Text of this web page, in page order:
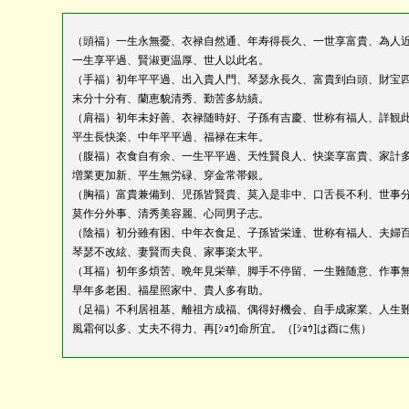
（頭福）一生永無憂、衣禄自然通、年寿得長久、一世享富貴、為人
一生享平過、賢淑更温厚、世人以此名。
（手福）初年平平過、出入貴人門、琴瑟永長久、富貴到白頭、財宝
末分十分有、蘭恵貌清秀、勤苦多紡績。
（肩福）初年未好善、衣禄随時好、子孫有吉慶、世称有福人、詳観
平生長快楽、中年平平過、福禄在末年。
（腹福）衣食自有余、一生平平過、天性賢良人、快楽享富貴、家計
増業更加新、平生無労碌、穿金常帯銀。
（胸福）富貴兼備到、児孫皆賢貴、莫入是非中、口舌長不利、世事
莫作分外事、清秀美容麗、心同男子志。
（陰福）初分雖有困、中年衣食足、子孫皆栄達、世称有福人、夫婦
琴瑟不改絃、妻賢而夫良、家事楽太平。
（耳福）初年多煩苦、晩年見栄華、脚手不停留、一生難随意、作事
早年多老困、福星照家中、貴人多有助。
（足福）不利居祖基、離祖方成福、偶得好機会、自手成家業、人生
風霜何以多、丈夫不得力、再[ｼｮｳ]命所宜。（[ｼｮｳ]は酉に焦）